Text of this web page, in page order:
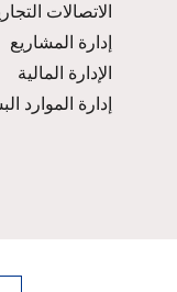
الاتصالات
إدارة المشاريع
الإدارة المالية
إدارة الموارد